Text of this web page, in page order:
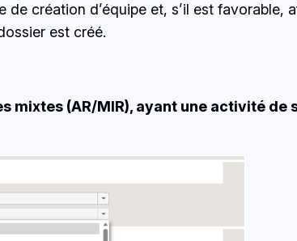
de création d’équipe et, s’il est favorable,
est créé.
mixtes (AR/MIR), ayant une activité